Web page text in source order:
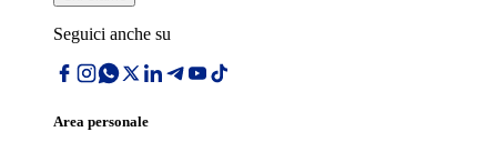
Seguici anche su
Area personale